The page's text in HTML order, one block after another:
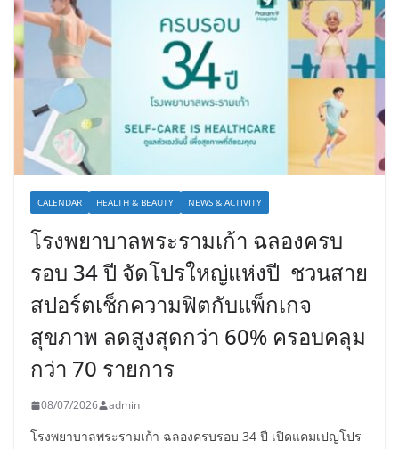
CALENDAR HEALTH & BEAUTY NEWS & ACTIVITY
โรงพยาบาลพระรามเก้า ฉลองครบ
รอบ 34 ปี จัดโปรใหญ่แห่งปี ชวนสาย
สปอร์ตเช็กความฟิตกับแพ็กเกจ
สุขภาพ ลดสูงสุดกว่า 60% ครอบคลุม
กว่า 70 รายการ
08/07/2026 admin
โรงพยาบาลพระรามเก้า ฉลองครบรอบ 34 ปี เปิดแคมเปญโปร